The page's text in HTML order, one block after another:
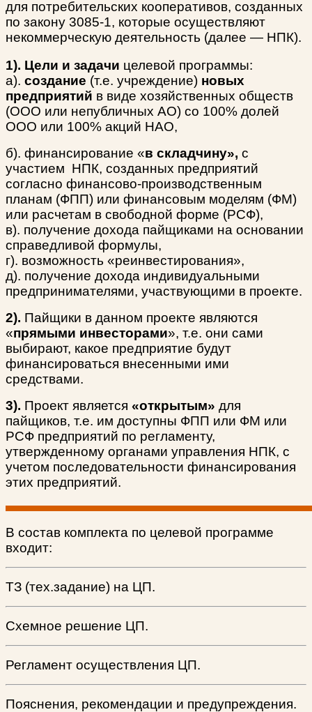
для потребительских кооперативов, созданных
по закону 3085-1, которые осуществляют
некоммерческую деятельность (далее — НПК).
1). Цели и задачи целевой программы:
а). создание (т.е. учреждение) новых
предприятий в виде хозяйственных обществ
(ООО или непубличных АО) со 100% долей
ООО или 100% акций НАО,
б). финансирование «в складчину», с
участием НПК, созданных предприятий
согласно финансово-производственным
планам (ФПП) или финансовым моделям (ФМ)
или расчетам в свободной форме (РСФ),
в). получение дохода пайщиками на основании
справедливой формулы,
г). возможность «реинвестирования»,
д). получение дохода индивидуальными
предпринимателями, участвующими в проекте.
2). Пайщики в данном проекте являются
«прямыми инвесторами», т.е. они сами
выбирают, какое предприятие будут
финансироваться внесенными ими
средствами.
3). Проект является «открытым» для
пайщиков, т.е. им доступны ФПП или ФМ или
РСФ предприятий по регламенту,
утвержденному органами управления НПК, с
учетом последовательности финансирования
этих предприятий.
В состав комплекта по целевой программе
входит:
ТЗ (тех.задание) на ЦП.
Схемное решение ЦП.
Регламент осуществления ЦП.
Пояснения, рекомендации и предупреждения.